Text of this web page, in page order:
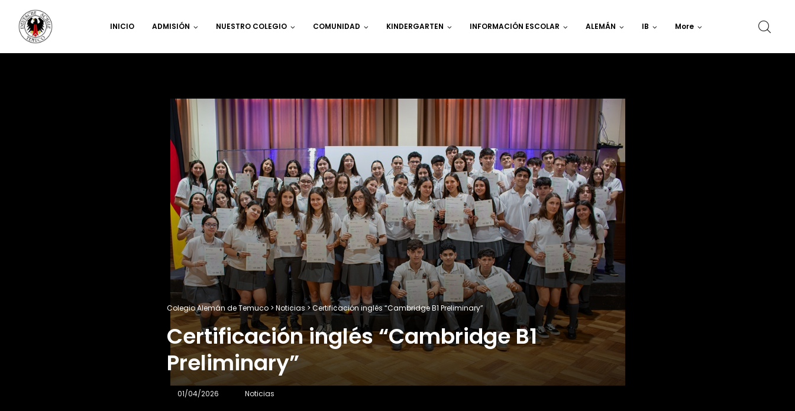
INICIO ADMISIÓN NUESTRO COLEGIO COMUNIDAD KINDERGARTEN INFORMACIÓN ESCOLAR ALEMÁN IB More
Colegio Alemán de Temuco > Noticias>Certificación inglés “Cambridge B1 Preliminary”
Certificación inglés “Cambridge B1
Preliminary”
01/04/2026 Noticias